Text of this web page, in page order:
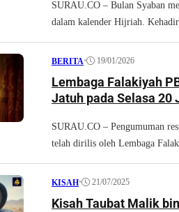
SURAU.CO – Bulan Syaban
dalam kalender Hijriah.
BERITA• 19/01/2026
Lembaga Falakiyah
Jatuh pada Selasa 20
SURAU.CO – Pengumuman
telah dirilis oleh Lembaga
KISAH• 21/07/2025
Kisah Taubat Malik